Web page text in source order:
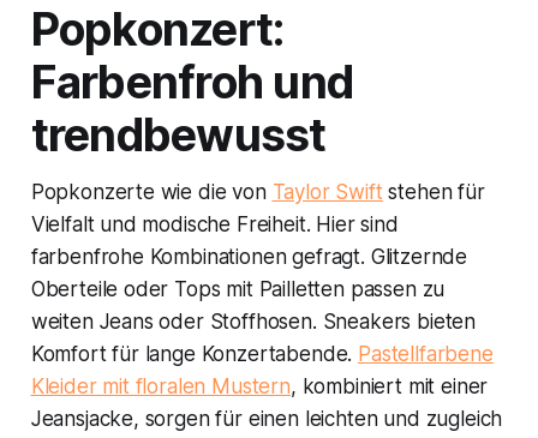
Popkonzert:
Farbenfroh und
trendbewusst
Popkonzerte wie die von Taylor Swiftstehen für
Vielfalt und modische Freiheit. Hier sind
farbenfrohe Kombinationen gefragt. Glitzernde
Oberteile oder Tops mit Pailletten passen zu
weiten Jeans oder Stoffhosen. Sneakers bieten
Komfort für lange Konzertabende. Pastellfarbene
Kleider mit floralen Mustern, kombiniert mit einer
Jeansjacke, sorgen für einen leichten und zugleich